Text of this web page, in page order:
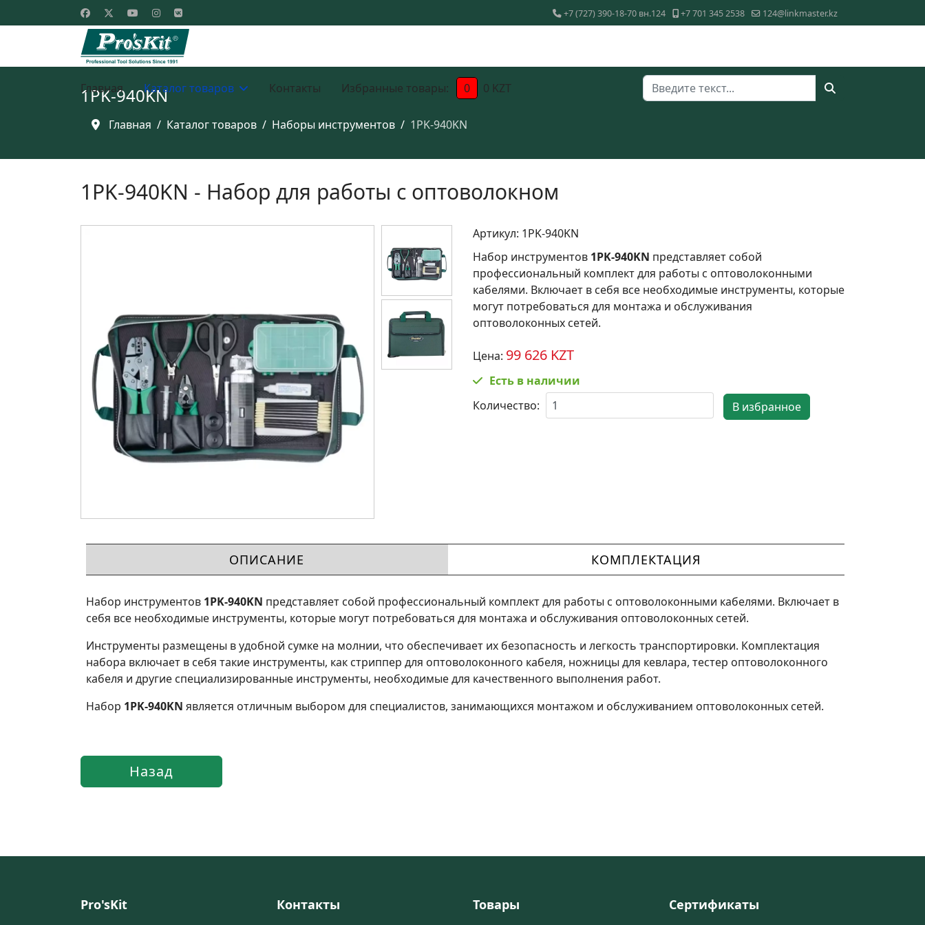
+7 (727) 390-18-70 вн.124 +7 701 345 2538 124@linkmaster.kz
Главная Каталог товаров Контакты Избранные товары: 0 0 KZT Поиск
1PK-940KN
Главная Каталог товаров Наборы инструментов 1PK-940KN
1PK-940KN - Набор для работы с оптоволокном
Артикул: 1PK-940KN
Набор инструментов 1PK-940KN представляет собой
профессиональный комплект для работы с оптоволоконными
кабелями. Включает в себя все необходимые инструменты, которые
могут потребоваться для монтажа и обслуживания
оптоволоконных сетей.
Цена: 99 626 KZT
Есть в наличии
Количество:
ОПИСАНИЕ КОМПЛЕКТАЦИЯ
Набор инструментов 1PK-940KN представляет собой профессиональный комплект для работы с оптоволоконными кабелями. Включает в
себя все необходимые инструменты, которые могут потребоваться для монтажа и обслуживания оптоволоконных сетей.
Инструменты размещены в удобной сумке на молнии, что обеспечивает их безопасность и легкость транспортировки. Комплектация
набора включает в себя такие инструменты, как стриппер для оптоволоконного кабеля, ножницы для кевлара, тестер оптоволоконного
кабеля и другие специализированные инструменты, необходимые для качественного выполнения работ.
Набор 1PK-940KN является отличным выбором для специалистов, занимающихся монтажом и обслуживанием оптоволоконных сетей.
Pro'sKit Контакты Товары Сертификаты